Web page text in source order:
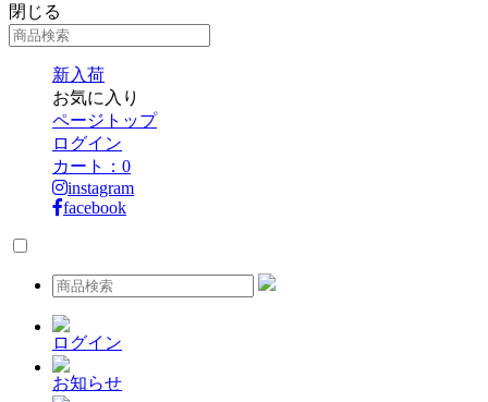
閉じる
新入荷
お気に入り
ページトップ
ログイン
カート： 0
instagram
facebook
ログイン
お知らせ